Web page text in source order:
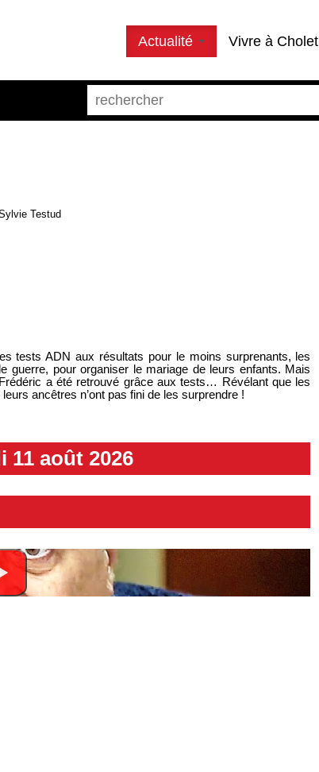
Actualité Vivre à Cholet
Testud
tests ADN aux résultats pour le moins surprenants, les
guerre, pour organiser le mariage de leurs enfants. Mais
a été retrouvé grâce aux tests… Révélant que les
ancêtres n’ont pas fini de les surprendre !
11 août 2026